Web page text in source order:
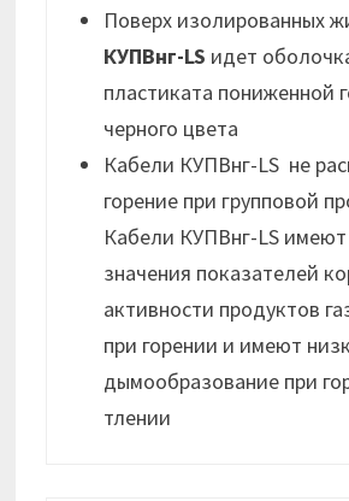
Поверх изолированных
КУПВнг-LS идет
пластиката пониженной
черного цвета
Кабели КУПВнг-LS не
горение при групповой
Кабели КУПВнг-LS
значения показателей
активности продуктов
при горении и имеют
дымообразование при
тлении